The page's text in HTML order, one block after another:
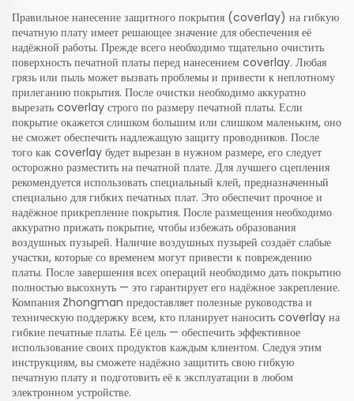
Правильное нанесение защитного покрытия (coverlay) на гибкую
печатную плату имеет решающее значение для обеспечения её
надёжной работы. Прежде всего необходимо тщательно очистить
поверхность печатной платы перед нанесением coverlay. Любая
грязь или пыль может вызвать проблемы и привести к неплотному
прилеганию покрытия. После очистки необходимо аккуратно
вырезать coverlay строго по размеру печатной платы. Если
покрытие окажется слишком большим или слишком маленьким, оно
не сможет обеспечить надлежащую защиту проводников. После
того как coverlay будет вырезан в нужном размере, его следует
осторожно разместить на печатной плате. Для лучшего сцепления
рекомендуется использовать специальный клей, предназначенный
специально для гибких печатных плат. Это обеспечит прочное и
надёжное прикрепление покрытия. После размещения необходимо
аккуратно прижать покрытие, чтобы избежать образования
воздушных пузырей. Наличие воздушных пузырей создаёт слабые
участки, которые со временем могут привести к повреждению
платы. После завершения всех операций необходимо дать покрытию
полностью высохнуть — это гарантирует его надёжное закрепление.
Компания Zhongman предоставляет полезные руководства и
техническую поддержку всем, кто планирует наносить coverlay на
гибкие печатные платы. Её цель — обеспечить эффективное
использование своих продуктов каждым клиентом. Следуя этим
инструкциям, вы сможете надёжно защитить свою гибкую
печатную плату и подготовить её к эксплуатации в любом
электронном устройстве.